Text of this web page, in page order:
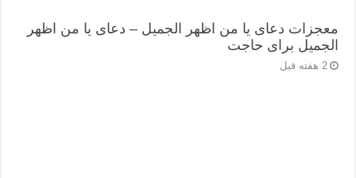
معجزات دعای یا من اظهر الجمیل – دعای یا من اظهر
الجمیل برای حاجت
2 هفته قبل